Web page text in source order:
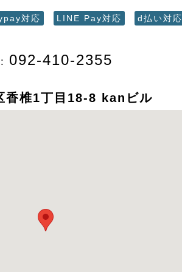
対応 LINE Pay対応 d払い対応
092-410-2355
香椎1丁目18-8 kanビル